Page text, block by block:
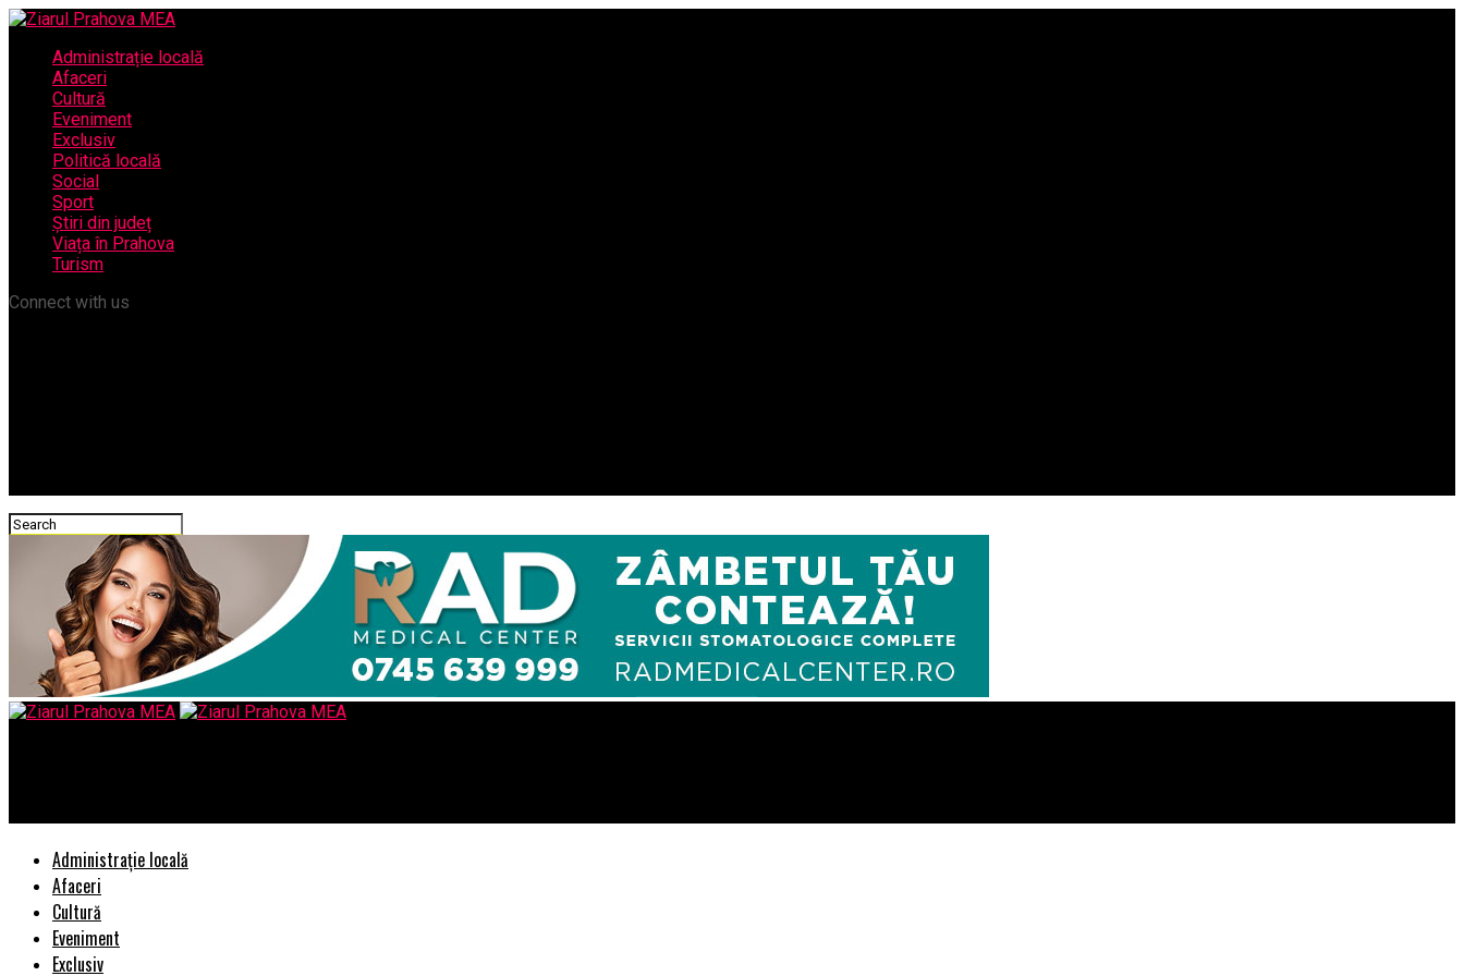
Administrație locală
Afaceri
Cultură
Eveniment
Exclusiv
Politică locală
Social
Sport
Știri din județ
Viața în Prahova
Turism
Connect with us
Administrație locală
Afaceri
Cultură
Eveniment
Exclusiv